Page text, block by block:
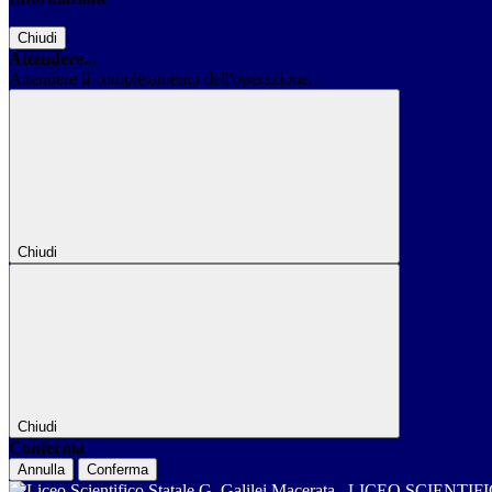
Chiudi
Attendere...
Attendere il completamento dell'operazione...
Chiudi
Chiudi
Conferma
Annulla Conferma